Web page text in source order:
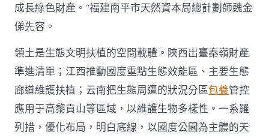
成長綠色財產。”福建南平市天然資本局總計劃師魏金
俤先容。
領土是生態文明扶植的空間載體。陜西出臺秦嶺財產
準進清單；江西推動國度重點生態效能區、主要生態
廊道維護扶植；云南把生態周遭的狀況分區包養管控
應用于高黎貢山等區域，以維護生物多樣性。一系羅
列措，優化布局，明白底線，以國度公園為主體的天